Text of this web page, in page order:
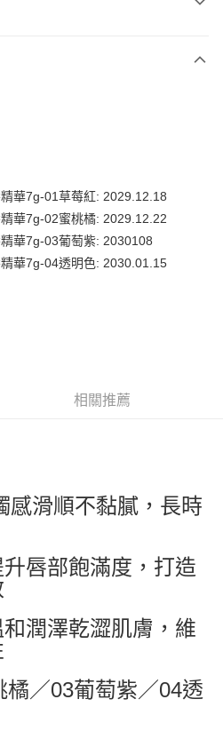
)免運費
)免運費
)免運費
)免運費
)免運費
華7g-01草莓紅: 2029.12.18
華7g-02蜜桃橘: 2029.12.22
華7g-03葡萄紫: 2030108
華7g-04透明色: 2030.01.15
相關推薦
感滑順不黏膩，長時
唇部飽滿度，打造
潤澤乾澀肌膚，維
／03葡萄紫／04透